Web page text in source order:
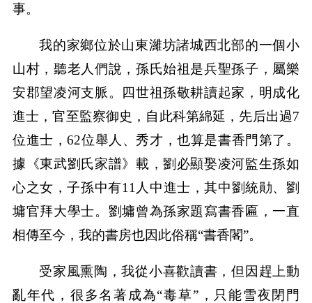
事。
我的家鄉位於山東濰坊諸城西北部的一個小
山村，聽老人們說，孫氏始祖是兵聖孫子，屬樂
安郡望凌河支脈。四世祖孫敬耕讀起家，明成化
進士，官至監察御史，自此科第綿延，先后出過7
位進士，62位舉人、秀才，也算是書香門第了。
據《東武劉氏家譜》載，劉必顯娶凌河監生孫如
心之女，子孫中有11人中進士，其中劉統勛、劉
墉官拜大學士。劉墉曾為孫家題寫書香匾，一直
相傳至今，我的書房也因此俗稱“書香閣”。
受家風熏陶，我從小喜歡讀書，但因趕上動
亂年代，很多名著成為“毒草”，只能雪夜閉門